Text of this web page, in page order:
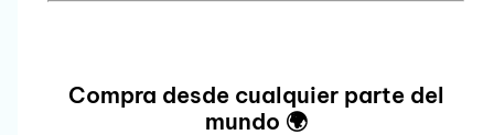
Compra desde cualquier parte del
mundo 🌍